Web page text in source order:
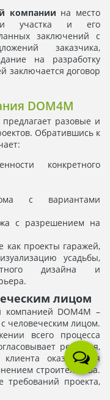
компании на место
участка и его
заключений с
заказчика,
на разработку
заключается договор
DOM4M
разовые и
Обратившись к
конкретного
с вариантами
с разрешением на
как проекты гаражей,
усадьбы,
дизайна и
лицом
компанией DOM4M –
с человеческим лицом.
всего процесса
решения,
оказывается
строительства.
требований проекта,